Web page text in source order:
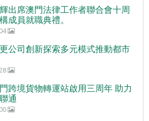
出席澳門法律工作者聯合會十周
成員就職典禮。
公司創新探索多元模式推動都市
跨境貨物轉運站啟用三周年 助力
通